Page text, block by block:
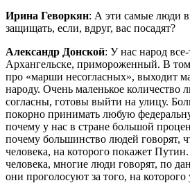
Ирина Геворкян: А эти самые люди
защищать, если, вдруг, вас посадят?
Александр Донской: У нас народ
Архангельске, примороженный. В том
про «марши несогласных», выходит
народу. Очень маленькое количество
согласны, готовы выйти на улицу.
покорно принимать любую
почему у нас в стране большой
почему большинство людей говорят,
человека, на которого покажет
человека, многие люди говорят, по
они проголосуют за того, на